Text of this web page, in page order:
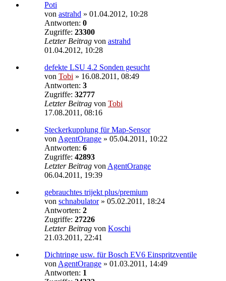
Poti
von astrahd » 01.04.2012, 10:28
Antworten: 0
Zugriffe: 23300
Letzter Beitrag von astrahd
01.04.2012, 10:28
defekte LSU 4.2 Sonden gesucht
von Tobi » 16.08.2011, 08:49
Antworten: 3
Zugriffe: 32777
Letzter Beitrag von Tobi
17.08.2011, 08:16
Steckerkupplung für Map-Sensor
von AgentOrange » 05.04.2011, 10:22
Antworten: 6
Zugriffe: 42893
Letzter Beitrag von AgentOrange
06.04.2011, 19:39
gebrauchtes trijekt plus/premium
von schnabulator» 05.02.2011, 18:24
Antworten: 2
Zugriffe: 27226
Letzter Beitrag von Koschi
21.03.2011, 22:41
Dichtringe usw. für Bosch EV6 Einspritzventile
von AgentOrange » 01.03.2011, 14:49
Antworten: 1